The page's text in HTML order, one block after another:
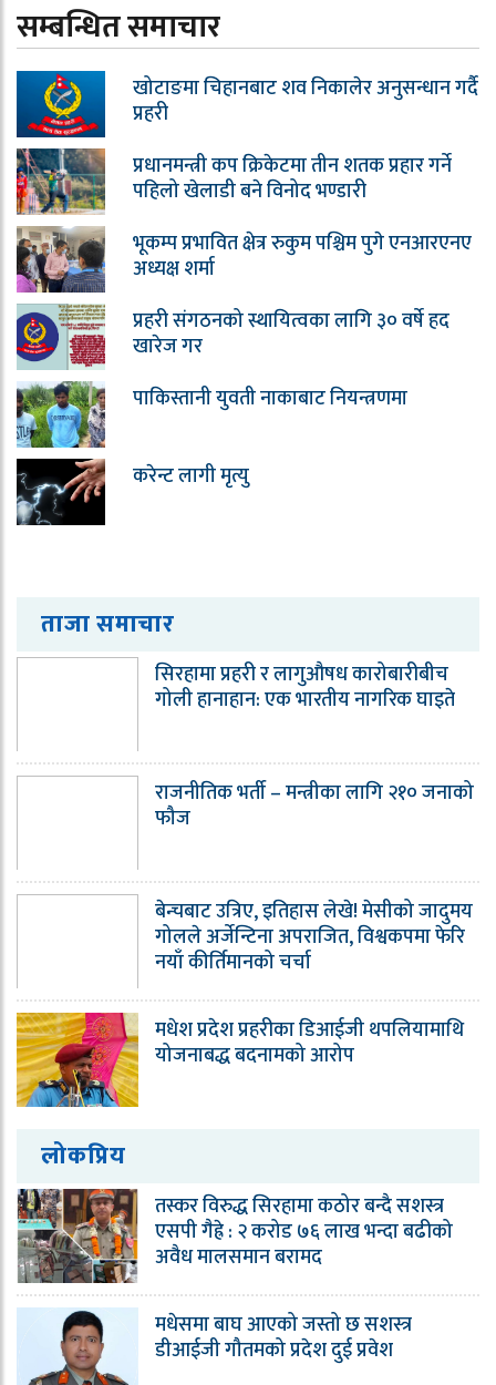
सम्बन्धित समाचार
खोटाङमा चिहानबाट शव निकालेर अनुसन्धान गर्दै
प्रहरी
प्रधानमन्त्री कप क्रिकेटमा तीन शतक प्रहार गर्ने
पहिलो खेलाडी बने विनोद भण्डारी
भूकम्प प्रभावित क्षेत्र रुकुम पश्चिम पुगे एनआरएनए
अध्यक्ष शर्मा
प्रहरी संगठनको स्थायित्वका लागि ३० वर्षे हद
खारेज गर
पाकिस्तानी युवती नाकाबाट नियन्त्रणमा
करेन्ट लागी मृत्यु
ताजा समाचार
सिरहामा प्रहरी र लागुऔषध कारोबारीबीच
गोली हानाहान: एक भारतीय नागरिक घाइते
राजनीतिक भर्ती – मन्त्रीका लागि २१० जनाको
फौज
बेन्चबाट उत्रिए, इतिहास लेखे! मेसीको जादुमय
गोलले अर्जेन्टिना अपराजित, विश्वकपमा फेरि
नयाँ कीर्तिमानको चर्चा
मधेश प्रदेश प्रहरीका डिआईजी थपलियामाथि
योजनाबद्ध बदनामको आरोप
लोकप्रिय
तस्कर विरुद्ध सिरहामा कठोर बन्दै सशस्त्र
एसपी गैह्रे : २ करोड ७६ लाख भन्दा बढीको
अवैध मालसमान बरामद
मधेसमा बाघ आएको जस्तो छ सशस्त्र
डीआईजी गौतमको प्रदेश दुई प्रवेश